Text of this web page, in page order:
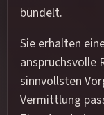
bündelt.
Sie erhalten
anspruchsvolle
sinnvollsten
Vermittlung